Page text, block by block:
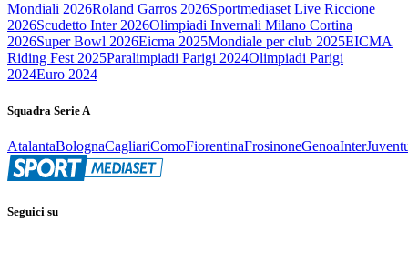
Mondiali 2026Roland Garros 2026Sportmediaset Live Riccione
2026Scudetto Inter 2026Olimpiadi Invernali Milano Cortina
2026Super Bowl 2026Eicma 2025Mondiale per club 2025EICMA
Riding Fest 2025Paralimpiadi Parigi 2024Olimpiadi Parigi
2024Euro 2024
Squadra Serie A
AtalantaBolognaCagliariComoFiorentinaFrosinoneGenoaInter
Seguici su